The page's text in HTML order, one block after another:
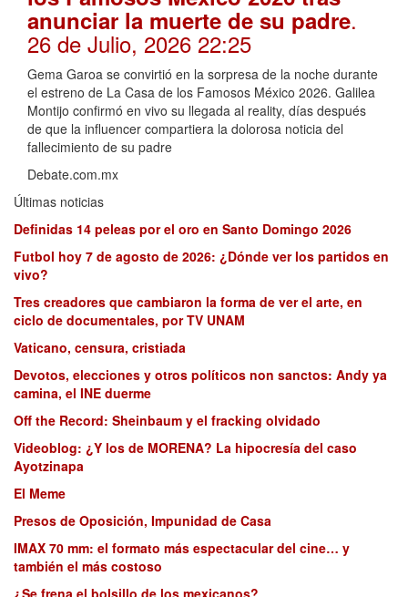
anunciar la muerte de su padre.
26 de Julio, 2026 22:25
Gema Garoa se convirtió en la sorpresa de la noche durante
el estreno de La Casa de los Famosos México 2026. Galilea
Montijo confirmó en vivo su llegada al reality, días después
de que la influencer compartiera la dolorosa noticia del
fallecimiento de su padre
Debate.com.mx
Últimas noticias
Definidas 14 peleas por el oro en Santo Domingo 2026
Futbol hoy 7 de agosto de 2026: ¿Dónde ver los partidos en
vivo?
Tres creadores que cambiaron la forma de ver el arte, en
ciclo de documentales, por TV UNAM
Vaticano, censura, cristiada
Devotos, elecciones y otros políticos non sanctos: Andy ya
camina, el INE duerme
Off the Record: Sheinbaum y el fracking olvidado
Videoblog: ¿Y los de MORENA? La hipocresía del caso
Ayotzinapa
El Meme
Presos de Oposición, Impunidad de Casa
IMAX 70 mm: el formato más espectacular del cine… y
también el más costoso
¿Se frena el bolsillo de los mexicanos?